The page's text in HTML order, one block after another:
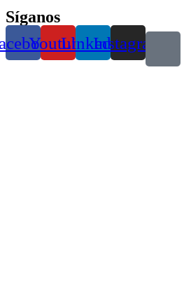
Síganos
YoutubeLinkedin
Instagram